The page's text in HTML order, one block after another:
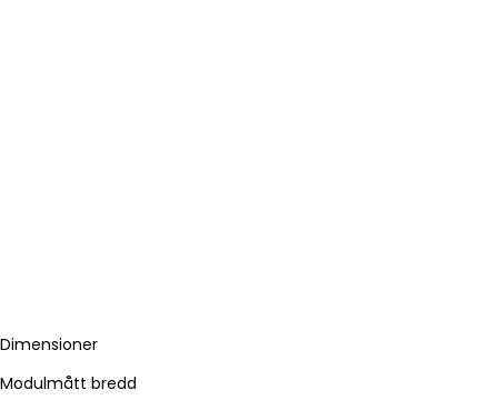
Dimensioner
Modulmått bredd